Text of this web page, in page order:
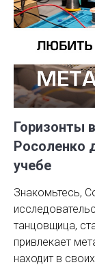
Горизонты
Росоленко
учебе
Знакомьтесь,
танцовщица,
привлекает
находит в